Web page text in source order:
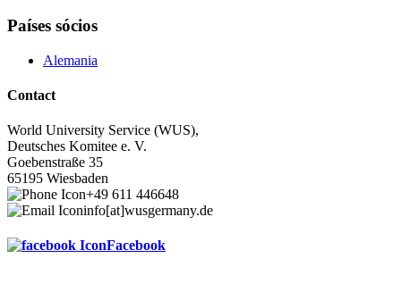
Países sócios
Alemania
Contact
World University Service (WUS),
Deutsches Komitee e. V.
Goebenstraße 35
65195 Wiesbaden
+49 611 446648
info[at]wusgermany.de
Facebook